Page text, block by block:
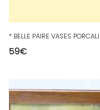
59€